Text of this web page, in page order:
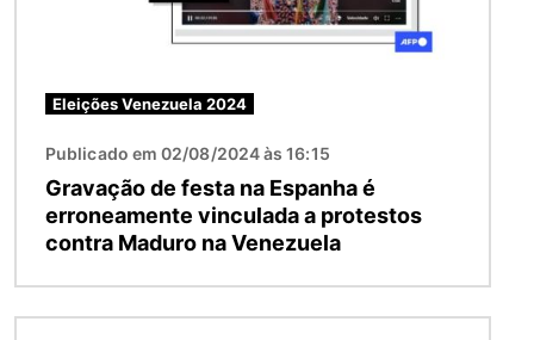
Eleições Venezuela 2024
Publicado em 02/08/2024 às 16:15
Gravação de festa na Espanha é
erroneamente vinculada a protestos
contra Maduro na Venezuela